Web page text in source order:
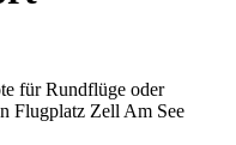
für Rundflüge oder
Flugplatz Zell Am See